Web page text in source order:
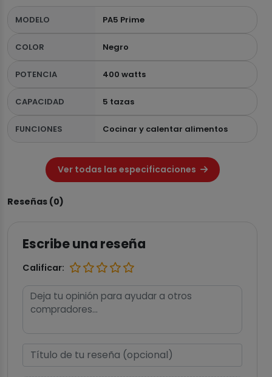
MODELO PA5 Prime
COLOR Negro
POTENCIA 400 watts
CAPACIDAD 5 tazas
FUNCIONES Cocinar y calentar alimentos
Ver todas las especificaciones
Reseñas (0)
Escribe una reseña
Calificar: